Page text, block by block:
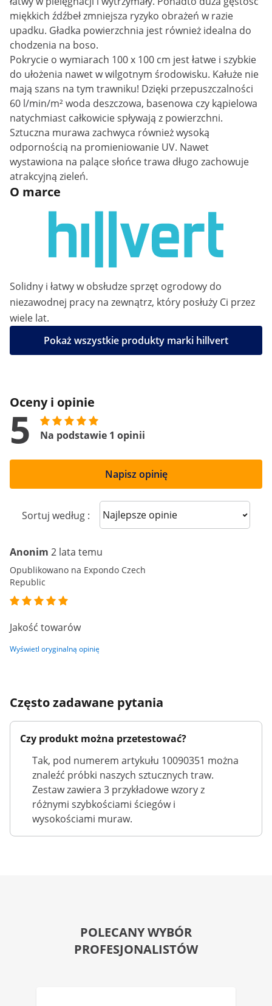
miękkich źdźbeł zmniejsza ryzyko obrażeń w razie
upadku. Gładka powierzchnia jest również idealna do
chodzenia na boso.
Pokrycie o wymiarach 100 x 100 cm jest łatwe i szybkie
do ułożenia nawet w wilgotnym środowisku. Kałuże nie
mają szans na tym trawniku! Dzięki przepuszczalności
60 l/min/m² woda deszczowa, basenowa czy kąpielowa
natychmiast całkowicie spływają z powierzchni.
Sztuczna murawa zachwyca również wysoką
odpornością na promieniowanie UV. Nawet
wystawiona na palące słońce trawa długo zachowuje
atrakcyjną zieleń.
O marce
Solidny i łatwy w obsłudze sprzęt ogrodowy do
niezawodnej pracy na zewnątrz, który posłuży Ci przez
wiele lat.
Pokaż wszystkie produkty marki hillvert
Oceny i opinie
5 Na podstawie 1 opinii
Napisz opinię
Sortuj według : Sort reviews
Anonim 2 lata temu
Opublikowano na Expondo Czech
Republic
Jakość towarów
Wyświetl oryginalną opinię
Często zadawane pytania
Czy produkt można przetestować?
Tak, pod numerem artykułu 10090351 można
znaleźć próbki naszych sztucznych traw.
Zestaw zawiera 3 przykładowe wzory z
różnymi szybkościami ściegów i
wysokościami muraw.
POLECANY WYBÓR
PROFESJONALISTÓW